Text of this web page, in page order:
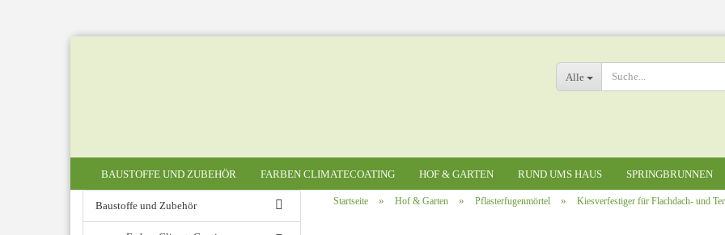
Alle
BAUSTOFFE UND ZUBEHÖR FARBEN CLIMATECOATING HOF & GARTEN RUND UMS HAUS SPRINGBRUNNEN
Startseite » Hof & Garten » Pflasterfugenmörtel » Kiesverfestiger für Flachdach- und
Baustoffe und Zubehör